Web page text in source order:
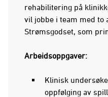
rehabilitering på
vil jobbe i team med to
Strømsgodset, som
Arbeidsoppgaver:
Klinisk
oppfølging av